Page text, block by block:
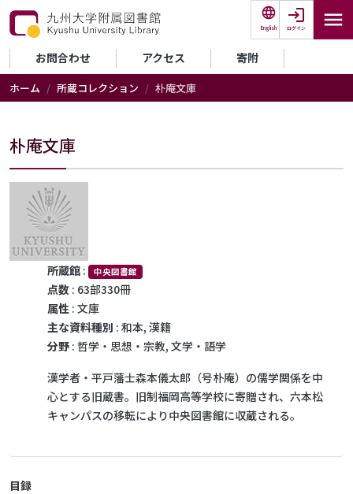
メインコンテンツに移動
English ログイン
セカンダリーメニュー
お問合わせ アクセス 寄附
ホーム 所蔵コレクション 朴庵文庫
朴庵文庫
所蔵館 : 中央図書館
点数 : 63部330冊
属性 : 文庫
主な資料種別 : 和本, 漢籍
分野 : 哲学・思想・宗教, 文学・語学
漢学者・平戸藩士森本儀太郎（号朴庵）の儒学関係を中
心とする旧蔵書。旧制福岡高等学校に寄贈され、六本松
キャンパスの移転により中央図書館に収蔵される。
目録